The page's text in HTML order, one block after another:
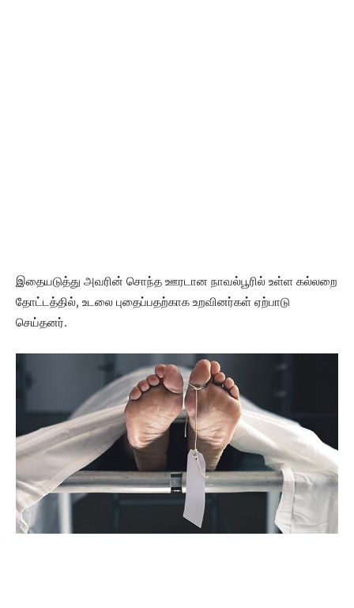
இதையடுத்து அவரின் சொந்த ஊரடான நாவல்பூரில் உள்ள கல்லறை
தோட்டத்தில், உடலை புதைப்பதற்காக உறவினர்கள் ஏற்பாடு
செய்தனர்.